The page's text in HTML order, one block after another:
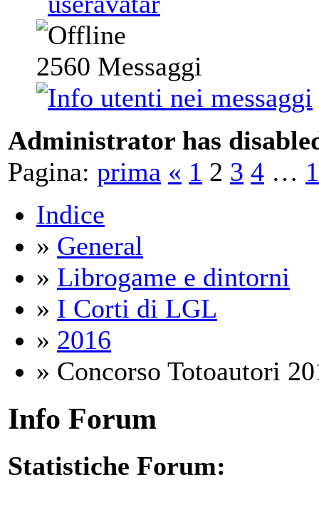
2560 Messaggi
Administrator has
Pagina: prima « 1 2 3 4 …
Indice
» General
» Librogame e dintorni
» I Corti di LGL
» 2016
» Concorso Totoautori
Info Forum
Statistiche Forum: